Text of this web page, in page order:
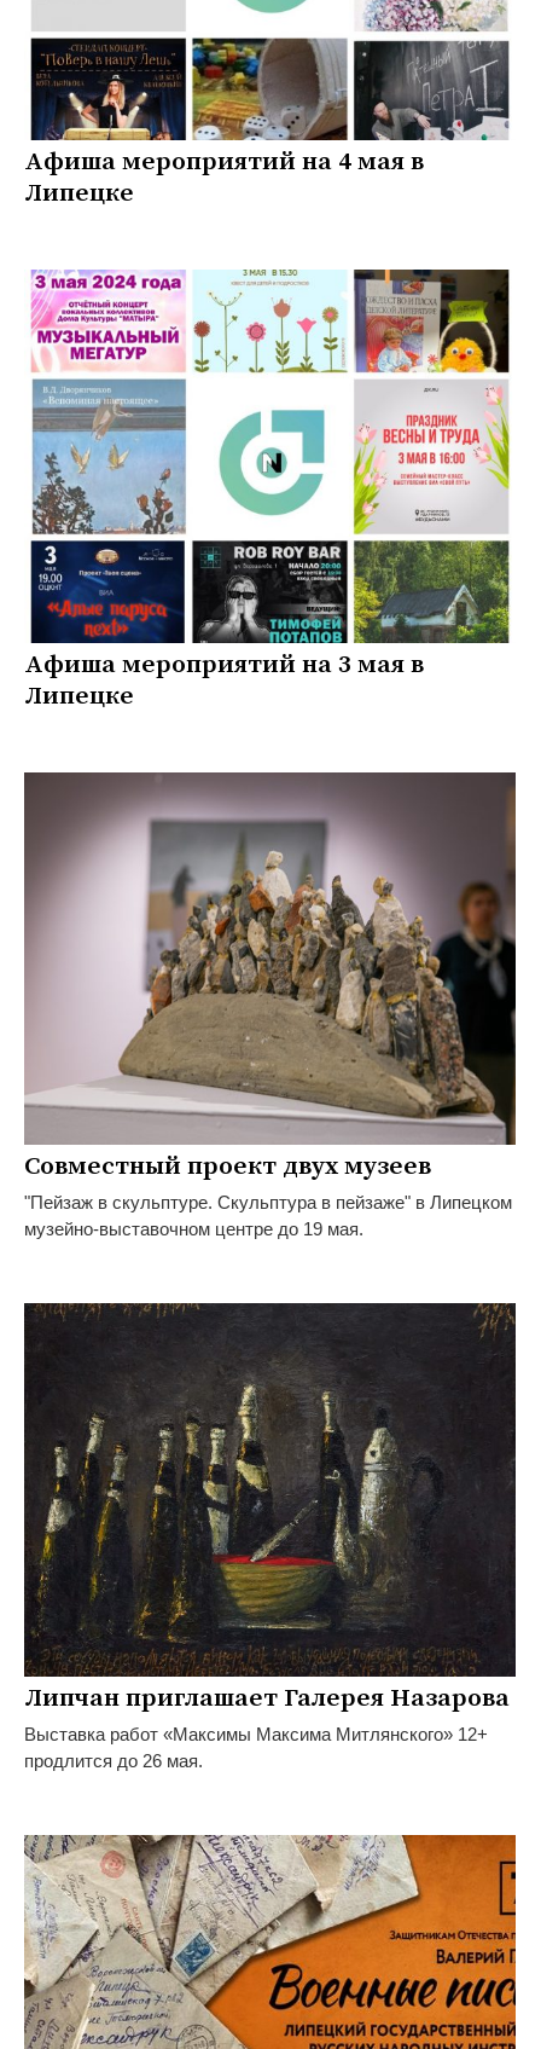
Афиша мероприятий на 4 мая в
Липецке
Афиша мероприятий на 3 мая в
Липецке
Совместный проект двух музеев
"Пейзаж в скульптуре. Скульптура в пейзаже" в Липецком
музейно-выставочном центре до 19 мая.
Липчан приглашает Галерея Назарова
Выставка работ «Максимы Максима Митлянского» 12+
продлится до 26 мая.